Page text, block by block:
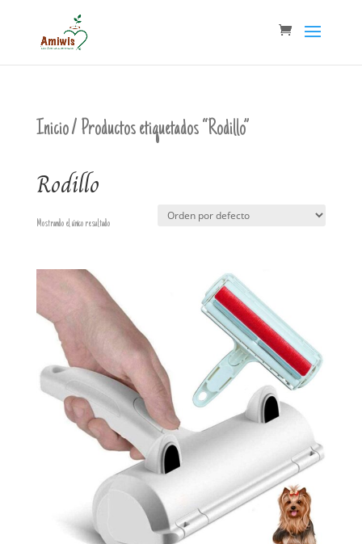
Inicio/ Productos etiquetados “Rodillo”
Rodillo
Mostrando el único resultado